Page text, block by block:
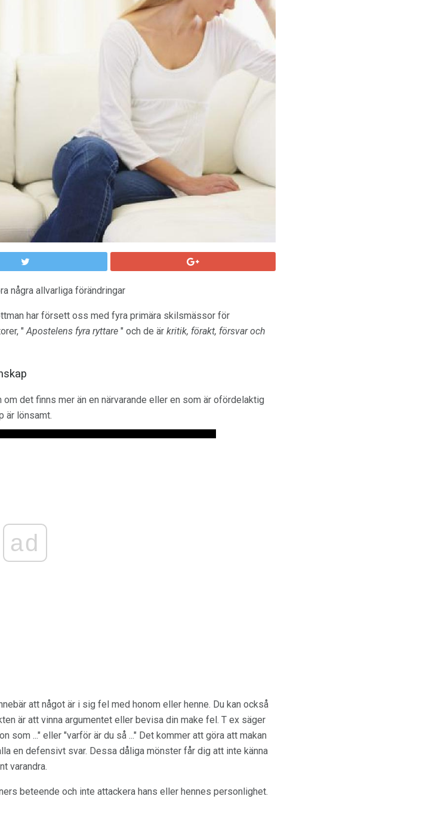
några allvarliga förändringar
har försett oss med fyra primära skilsmässor för
"Apostelens fyra ryttare " och de är kritik, förakt, försvar och
det finns mer än en närvarande eller en som är ofördelaktig
är lönsamt.
ad
att något är i sig fel med honom eller henne. Du kan också
är att vinna argumentet eller bevisa din make fel. T ex säger
som ..." eller "varför är du så ..." Det kommer att göra att makan
en defensivt svar. Dessa dåliga mönster får dig att inte känna
varandra.
beteende och inte attackera hans eller hennes personlighet.